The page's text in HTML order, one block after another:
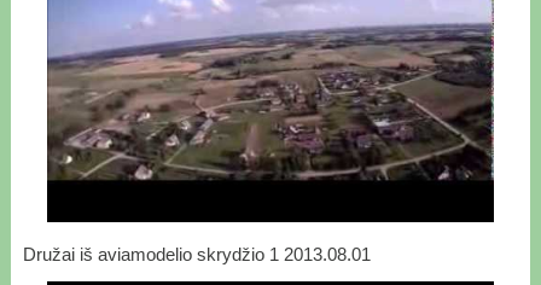
Družai iš aviamodelio skrydžio 1 2013.08.01